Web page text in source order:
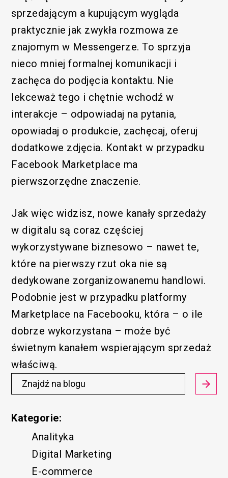
sprzedającym a kupującym wygląda
praktycznie jak zwykła rozmowa ze
znajomym w Messengerze. To sprzyja
nieco mniej formalnej komunikacji i
zachęca do podjęcia kontaktu. Nie
lekceważ tego i chętnie wchodź w
interakcje – odpowiadaj na pytania,
opowiadaj o produkcie, zachęcaj, oferuj
dodatkowe zdjęcia. Kontakt w przypadku
Facebook Marketplace ma
pierwszorzędne znaczenie.
Jak więc widzisz, nowe kanały sprzedaży
w digitalu są coraz częściej
wykorzystywane biznesowo – nawet te,
które na pierwszy rzut oka nie są
dedykowane zorganizowanemu handlowi.
Podobnie jest w przypadku platformy
Marketplace na Facebooku, która – o ile
dobrze wykorzystana – może być
świetnym kanałem wspierającym sprzedaż
właściwą.
Kategorie:
Analityka
Digital Marketing
E-commerce